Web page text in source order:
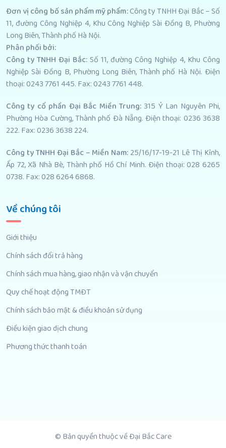
Đơn vị công bố sản phẩm mỹ phẩm:Công ty TNHH Đại Bắc – Số
11, đường Công Nghiệp 4, Khu Công Nghiệp Sài Đồng B, Phường
Long Biên, Thành phố Hà Nội.
Phân phối bởi:
Công ty TNHH Đại Bắc: Số 11, đường Công Nghiệp 4, Khu Công
Nghiệp Sài Đồng B, Phường Long Biên, Thành phố Hà Nội. Điện
thoại: 0243 7761 445. Fax: 0243 7761 448.
Công ty cổ phần Đại Bắc Miền Trung:315 Ỷ Lan Nguyên Phi,
Phường Hòa Cường, Thành phố Đà Nẵng. Điện thoại: 0236 3638
222. Fax: 0236 3638 224.
Công ty TNHH Đại Bắc – Miền Nam: 25/16/17-19-21 Lê Thị Kỉnh,
Ấp 72, Xã Nhà Bè, Thành phố Hồ Chí Minh. Điện thoại: 028 6265
0738. Fax: 028 6264 6868.
Về chúng tôi
Giới thiệu
Chính sách đổi trả hàng
Chính sách mua hàng, giao nhận và vận chuyển
Quy chế hoạt động TMĐT
Chính sách bảo mật & điều khoản sử dụng
Điều kiện giao dịch chung
Phương thức thanh toán
© Bản quyền thuộc về Đại Bắc Care